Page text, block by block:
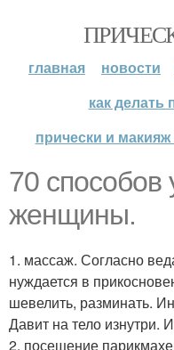
главная новости
как делать
прически и
70 способов
женщины.
1. массаж. Согласно
нуждается в
шевелить, разминать.
Давит на тело изнутри.
2. посещение